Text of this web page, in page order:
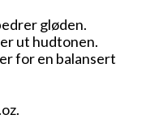
gløden.
ut hudtonen.
for en balansert